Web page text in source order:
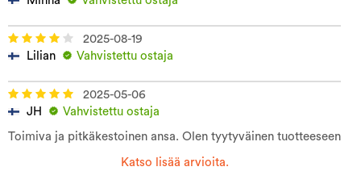
2025-08-19
Lilian
Vahvistettu ostaja
2025-05-06
JH
Vahvistettu ostaja
Toimiva ja pitkäkestoinen ansa. Olen tyytyväinen tuotteeseen
Katso lisää arvioita.